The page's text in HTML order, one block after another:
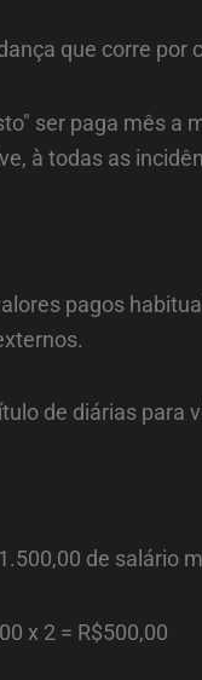
que corre por
ser paga mês a
à todas as
pagos
de diárias para
de salário
x 2 = R$500,00